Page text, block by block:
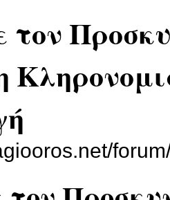
τον